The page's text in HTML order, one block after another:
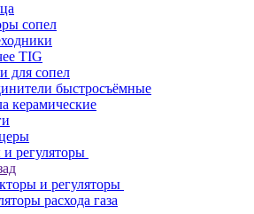
сопел
TIG
для сопел
быстросъёмные
керамические
регуляторы
и регуляторы
расхода газа